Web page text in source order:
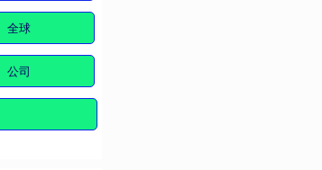
全球
公司